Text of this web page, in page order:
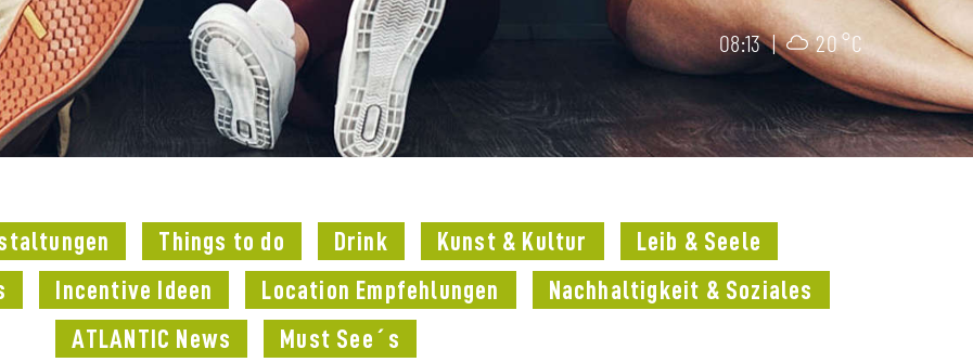
08:13 | 20 °C
Things to do Drink Kunst & Kultur
Leib & Seele
Incentive Ideen Location Empfehlungen
Nachhaltigkeit & Soziales
ATLANTIC News
Must See´s